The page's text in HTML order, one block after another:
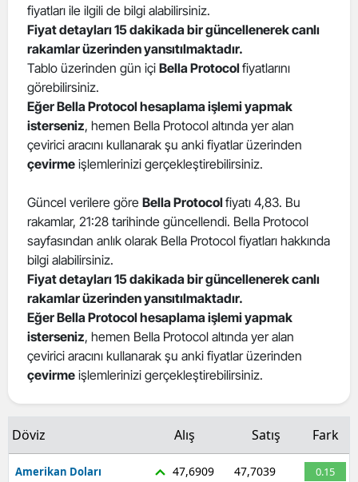
fiyatları ile ilgili de bilgi alabilirsiniz.
Fiyat detayları 15 dakikada bir güncellenerek canlı
rakamlar üzerinden yansıtılmaktadır.
Tablo üzerinden gün içi Bella Protocolfiyatlarını
görebilirsiniz.
Eğer Bella Protocol hesaplama işlemi yapmak
isterseniz, hemen Bella Protocol altında yer alan
çevirici aracını kullanarak şu anki fiyatlar üzerinden
çevirme işlemlerinizi gerçekleştirebilirsiniz.
Güncel verilere göre Bella Protocolfiyatı 4,83. Bu
rakamlar, 21:28 tarihinde güncellendi. Bella Protocol
sayfasından anlık olarak Bella Protocol fiyatları hakkında
bilgi alabilirsiniz.
Fiyat detayları 15 dakikada bir güncellenerek canlı
rakamlar üzerinden yansıtılmaktadır.
Eğer Bella Protocol hesaplama işlemi yapmak
isterseniz, hemen Bella Protocol altında yer alan
çevirici aracını kullanarak şu anki fiyatlar üzerinden
çevirme işlemlerinizi gerçekleştirebilirsiniz.
Döviz Alış Satış Fark
Amerikan Doları 47,6909 47,7039 0.15